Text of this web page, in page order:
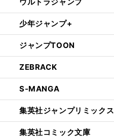
少年ジャンプ+
ジャンプTOON
ZEBRACK
S-MANGA
集英社ジャンプリミックス
集英社コミック文庫